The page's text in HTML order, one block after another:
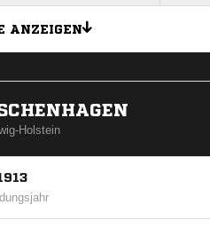
ANZEIGEN
Holstein